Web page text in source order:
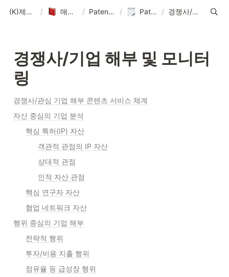
(K)제품 매뉴얼-솔루션-데이터-콘텐츠 / 매뉴얼-데이터-콘텐츠 제작 기획 / PatentPia 매뉴얼 홈 : 제품 기능, 활용 및 데이터 / PatentPia GoldenCompass(GC) 매뉴얼 / 경쟁사/기업 해부 및 모니터링
경쟁사/기업 해부 및 모니터
링
경쟁사/관심 기업 해부 콘텐츠 서비스 체계
자산 중심의 기업 분석
핵심 특허(IP) 자산
객관적 관점의 IP 자산
상대적 관점
인적 자산 관점
핵심 연구자 자산
협업 네트워크 자산
행위 중심의 기업 해부
전략적 행위
투자/비용 지출 행위
점유율 등 급성장 행위